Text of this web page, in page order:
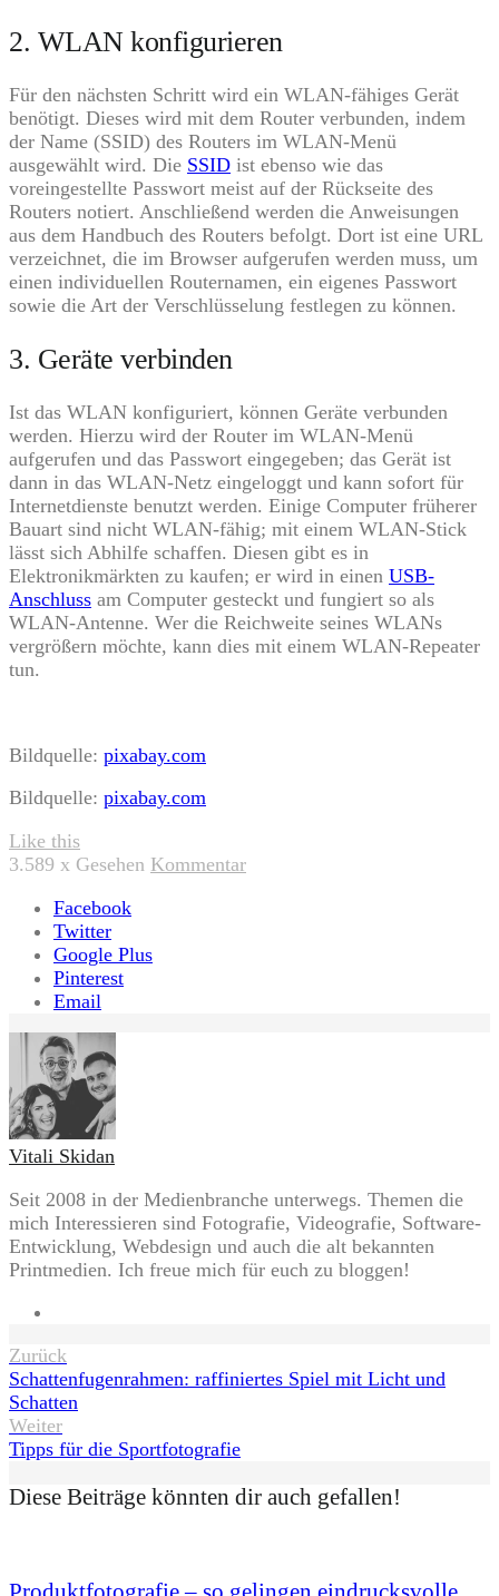
2. WLAN konfigurieren
Für den nächsten Schritt wird ein WLAN-fähiges Gerät
benötigt. Dieses wird mit dem Router verbunden, indem
der Name (SSID) des Routers im WLAN-Menü
ausgewählt wird. Die SSID ist ebenso wie das
voreingestellte Passwort meist auf der Rückseite des
Routers notiert. Anschließend werden die Anweisungen
aus dem Handbuch des Routers befolgt. Dort ist eine URL
verzeichnet, die im Browser aufgerufen werden muss, um
einen individuellen Routernamen, ein eigenes Passwort
sowie die Art der Verschlüsselung festlegen zu können.
3. Geräte verbinden
Ist das WLAN konfiguriert, können Geräte verbunden
werden. Hierzu wird der Router im WLAN-Menü
aufgerufen und das Passwort eingegeben; das Gerät ist
dann in das WLAN-Netz eingeloggt und kann sofort für
Internetdienste benutzt werden. Einige Computer früherer
Bauart sind nicht WLAN-fähig; mit einem WLAN-Stick
lässt sich Abhilfe schaffen. Diesen gibt es in
Elektronikmärkten zu kaufen; er wird in einen USB-
Anschluss am Computer gesteckt und fungiert so als
WLAN-Antenne. Wer die Reichweite seines WLANs
vergrößern möchte, kann dies mit einem WLAN-Repeater
tun.
Bildquelle: pixabay.com
Bildquelle: pixabay.com
Like this
3.589 x Gesehen Kommentar
Facebook
Twitter
Google Plus
Pinterest
Email
Vitali Skidan
Seit 2008 in der Medienbranche unterwegs. Themen die
mich Interessieren sind Fotografie, Videografie, Software-
Entwicklung, Webdesign und auch die alt bekannten
Printmedien. Ich freue mich für euch zu bloggen!
Beitragsnavigation
Zurück
Schattenfugenrahmen: raffiniertes Spiel mit Licht und
Schatten
Weiter
Tipps für die Sportfotografie
Diese Beiträge könnten dir auch gefallen!